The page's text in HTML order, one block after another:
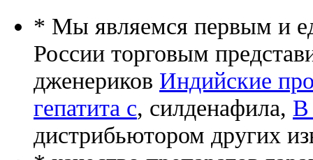
* Мы являемся первым и
России торговым
дженериков Индийские
гепатита с, силденафила, В
дистрибьютором других